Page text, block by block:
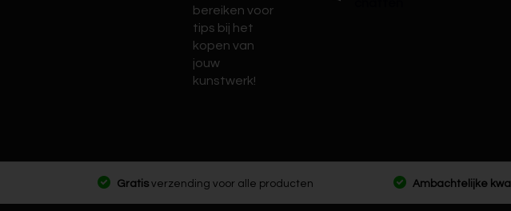
bereiken voor
tips bij het
kopen van
jouw
kunstwerk!
Gratis verzending voor alle producten Ambachtelijke